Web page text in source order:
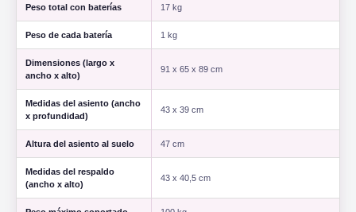
Peso total con baterías 17 kg
Peso de cada batería 1 kg
Dimensiones (largo x
ancho x alto)
91 x 65 x 89 cm
Medidas del asiento (ancho
x profundidad)
43 x 39 cm
Altura del asiento al suelo 47 cm
Medidas del respaldo
(ancho x alto)
43 x 40,5 cm